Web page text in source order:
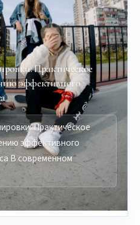
Практическое
эффективного
Практическое
эффективного
В современном